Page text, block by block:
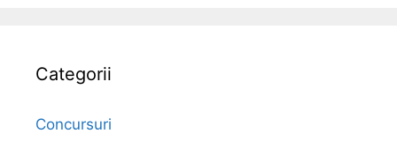
Categorii
Concursuri